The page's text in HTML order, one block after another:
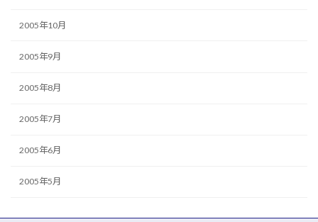
2005年10月
2005年9月
2005年8月
2005年7月
2005年6月
2005年5月